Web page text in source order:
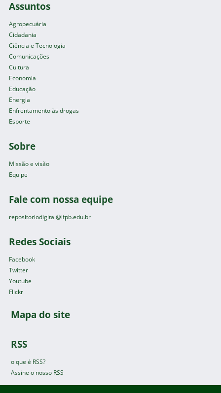
Assuntos
Agropecuária
Cidadania
Ciência e Tecnologia
Comunicações
Cultura
Economia
Educação
Energia
Enfrentamento às drogas
Esporte
Sobre
Missão e visão
Equipe
Fale com nossa equipe
repositoriodigital@ifpb.edu.br
Redes Sociais
Facebook
Twitter
Youtube
Flickr
Mapa do site
RSS
o que é RSS?
Assine o nosso RSS